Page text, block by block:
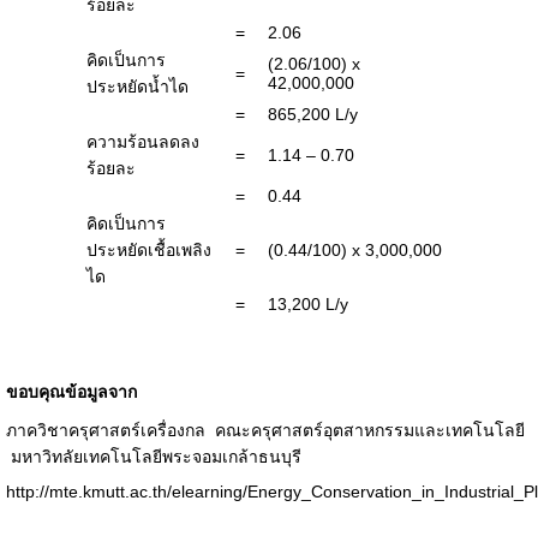
ร้อยละ
=
2.06
คิดเป็นการ
ประหยัดน้ำได
=
(2.06/100) x
42,000,000
=
865,200 L/y
ความร้อนลดลง
ร้อยละ
= 1.14 – 0.70
=
0.44
คิดเป็นการ
ประหยัดเชื้อเพลิง
ได
= (0.44/100) x 3,000,000
= 13,200 L/y
ขอบคุณข้อมูลจาก
ภาควิชาครุศาสตร์เครื่องกล คณะครุศาสตร์อุตสาหกรรมและเทคโนโลยี
มหาวิทลัยเทคโนโลยีพระจอมเกล้าธนบุรี
http://mte.kmutt.ac.th/elearning/